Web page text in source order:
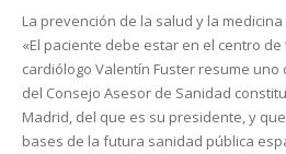
La prevención de la salud y la
«El paciente debe estar en el centro
cardiólogo Valentín Fuster resume
del Consejo Asesor de Sanidad
Madrid, del que es su presidente, y
bases de la futura sanidad pública